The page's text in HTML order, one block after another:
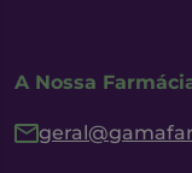
A Nossa